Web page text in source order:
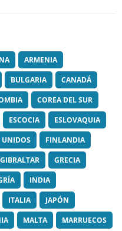
ARMENIA
BULGARIA
CANADÁ
COREA DEL SUR
ESCOCIA
ESLOVAQUIA
UNIDOS
FINLANDIA
GIBRALTAR
GRECIA
INDIA
ITALIA
JAPÓN
MALTA MARRUECOS